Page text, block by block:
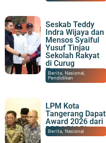
Seskab Teddy
Indra Wijaya dan
Mensos Syaiful
Yusuf Tinjau
Sekolah Rakyat
di Curug
Tangerang
08/08/2026|19:57
Berita,Nasional,
Pendidikan
LPM Kota
Tangerang Dapat
Award 2026 dari
DPP LPM RI
08/08/2026|17:40
Berita,Nasional